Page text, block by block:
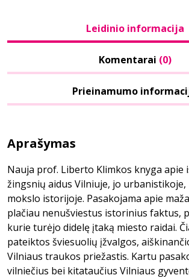
Leidinio informacija
Komentarai (0)
Prieinamumo
Aprašymas
Nauja prof. Liberto Klimkos knyga apie
žingsnių aidus Vilniuje, jo
mokslo istorijoje. Pasakojama apie
plačiau nenušviestus istorinius faktus,
kurie turėjo didelę įtaką miesto raidai.
pateiktos šviesuolių įžvalgos,
Vilniaus traukos priežastis. Kartu
vilniečius bei kitataučius Vilniaus